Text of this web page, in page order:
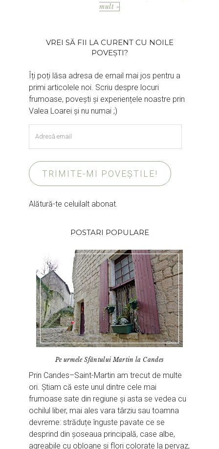
mult »
VREI SĂ FII LA CURENT CU NOILE
POVEȘTI?
Îți poți lăsa adresa de email mai jos pentru a
primi articolele noi. Scriu despre locuri
frumoase, povești și experiențele noastre prin
Valea Loarei și nu numai ;)
email
TRIMITE-MI POVEȘTILE!
Alătură-te celuilalt abonat.
POSTARI POPULARE
Pe urmele Sfântului Martin la Candes
Prin Candes–Saint-Martin am trecut de multe
ori. Știam că este unul dintre cele mai
frumoase sate din regiune și asta se vedea cu
ochilul liber, mai ales vara târziu sau toamna
devreme: străduțe înguste pavate ce se
desprind din șoseaua principală, case albe,
agreabile cu obloane și flori colorate la pervaz,